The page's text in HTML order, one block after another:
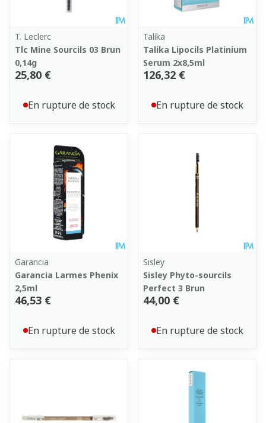
T. Leclerc
Tlc Mine Sourcils 03 Brun
0,14g
25,80 €
En rupture de stock
Talika
Talika Lipocils Platinium
Serum 2x8,5ml
126,32 €
En rupture de stock
Garancia
Garancia Larmes Phenix
2,5ml
46,53 €
En rupture de stock
Sisley
Sisley Phyto-sourcils
Perfect 3 Brun
44,00 €
En rupture de stock